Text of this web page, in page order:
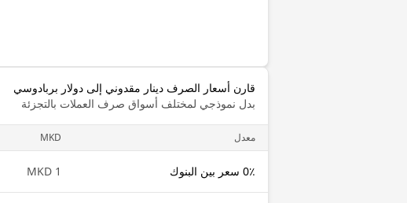
قارن أسعار الصرف دينار مقدوني إلى دولار بربادوسي
بدل نموذجي لمختلف أسواق صرف العملات بالتجزئة
معدل MKD
0٪ سعر بين البنوك 1 MKD